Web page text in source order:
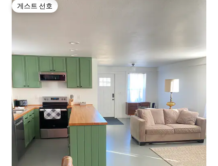
게스트 선호
게스트 선호